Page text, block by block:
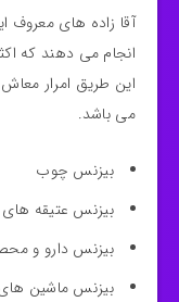
آقا زاده های معروف
انجام می دهند که
این طریق امرار
می باشد.
بیزنس چوب
بیزنس عتیقه های
بیزنس دارو و
بیزنس ماشین